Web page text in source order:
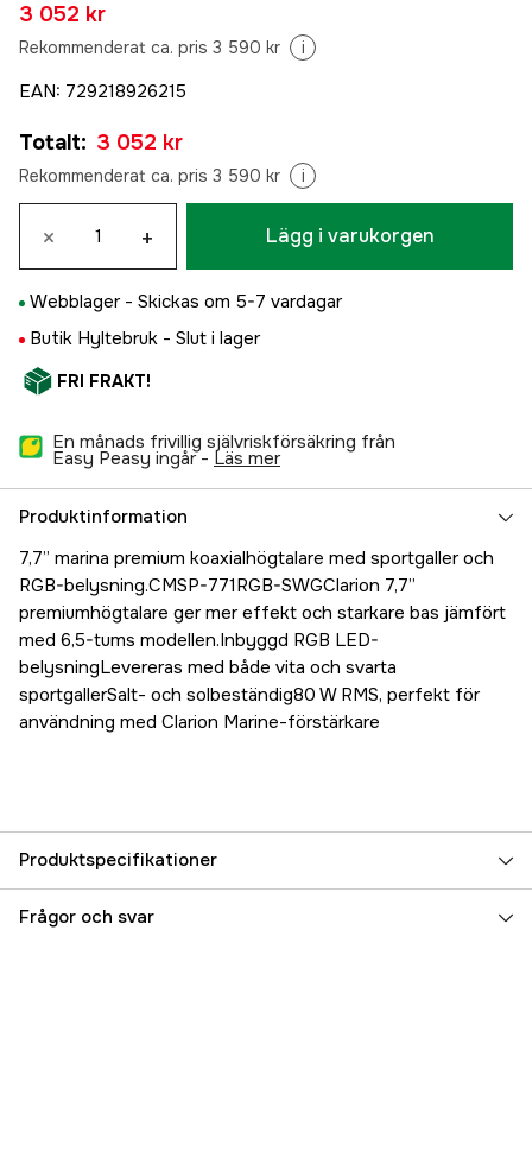
3 052 kr
Rekommenderat ca. pris 3 590 kr i
EAN: 729218926215
Totalt: 3 052 kr
Rekommenderat ca. pris 3 590 kr i
× + Lägg i varukorgen
Webblager - Skickas om 5-7 vardagar
Butik Hyltebruk - Slut i lager
FRI FRAKT!
En månads frivillig självriskförsäkring från
Easy Peasy ingår - läs mer
Produktinformation
7,7” marina premium koaxialhögtalare med sportgaller och
RGB-belysning.CMSP-771RGB-SWGClarion 7,7”
premiumhögtalare ger mer effekt och starkare bas jämfört
med 6,5-tums modellen.Inbyggd RGB LED-
belysningLevereras med både vita och svarta
sportgallerSalt- och solbeständig80 W RMS, perfekt för
användning med Clarion Marine-förstärkare
Produktspecifikationer
Referensnummer 5000017595
Frågor och svar